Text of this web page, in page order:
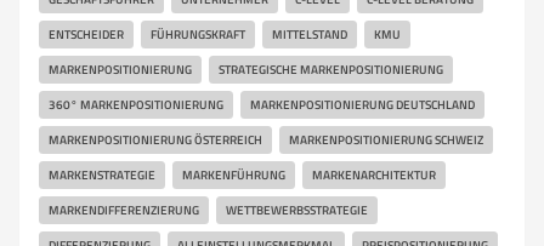
ENTSCHEIDER FÜHRUNGSKRAFT MITTELSTAND KMU
MARKENPOSITIONIERUNG STRATEGISCHE MARKENPOSITIONIERUNG
360° MARKENPOSITIONIERUNG MARKENPOSITIONIERUNG DEUTSCHLAND
MARKENPOSITIONIERUNG ÖSTERREICH MARKENPOSITIONIERUNG SCHWEIZ
MARKENSTRATEGIE MARKENFÜHRUNG MARKENARCHITEKTUR
MARKENDIFFERENZIERUNG WETTBEWERBSSTRATEGIE